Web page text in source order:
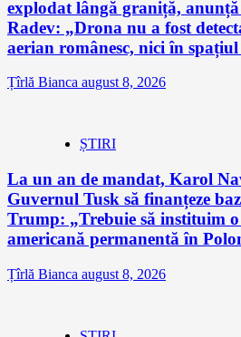
explodat lângă graniță,
Radev: „Drona nu a fost
aerian românesc, nici în
Țîrlă Bianca august 8, 2026
ȘTIRI
La un an de mandat, Karol
Guvernul Tusk să finanțeze
Trump: „Trebuie să instituim
americană permanentă în
Țîrlă Bianca august 8, 2026